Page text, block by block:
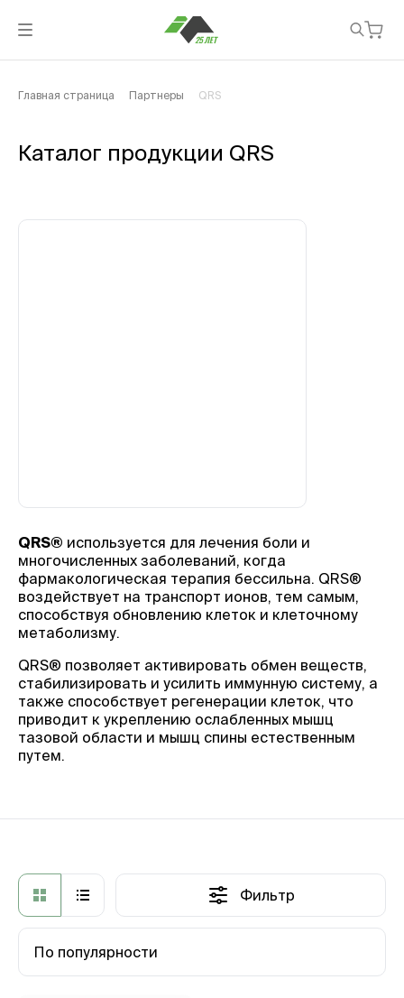
Главная страница Партнеры QRS
Каталог продукции QRS
QRS® используется для лечения боли и
многочисленных заболеваний, когда
фармакологическая терапия бессильна. QRS®
воздействует на транспорт ионов, тем самым,
способствуя обновлению клеток и клеточному
метаболизму.
QRS® позволяет активировать обмен веществ,
стабилизировать и усилить иммунную систему, а
также способствует регенерации клеток, что
приводит к укреплению ослабленных мышц
тазовой области и мышц спины естественным
путем.
Фильтр
По популярности